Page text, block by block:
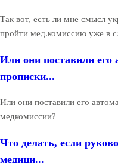
Так вот, есть ли мне смысл
пройти мед.комиссию уже в
Или они поставили его
прописки...
Или они поставили его
медкомиссии?
Что делать, если
медици...